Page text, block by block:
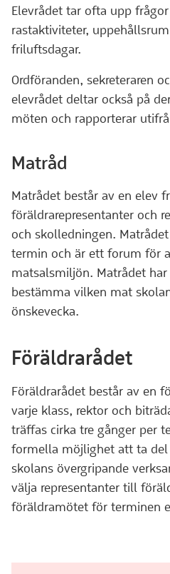
Elevrådet tar ofta upp
rastaktiviteter,
friluftsdagar.
Ordföranden, sekreteraren
elevrådet deltar också på
möten och rapporterar
Matråd
Matrådet består av en elev
föräldrarepresentanter och
och skolledningen.
termin och är ett forum för
matsalsmiljön. Matrådet
bestämma vilken mat
önskevecka.
Föräldrarådet
Föräldrarådet består av en
varje klass, rektor och
träffas cirka tre gånger per
formella möjlighet att ta del
skolans övergripande
välja representanter till
föräldramötet för terminen